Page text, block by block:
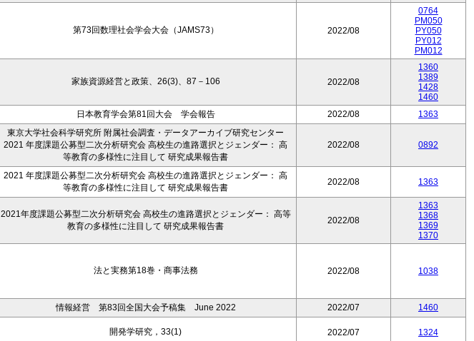
第73回数理社会学会大会（JAMS73） 2022/08
0764
PM050
PY050
PY012
PM012
家族資源経営と政策、26(3)、87－106 2022/08
1360
1389
1428
1460
日本教育学会第81回大会 学会報告 2022/08 1363
東京大学社会科学研究所 附属社会調査・データアーカイブ研究センター
2021 年度課題公募型二次分析研究会 高校生の進路選択とジェンダー： 高
等教育の多様性に注目して 研究成果報告書
2022/08 0892
2021 年度課題公募型二次分析研究会 高校生の進路選択とジェンダー： 高
等教育の多様性に注目して 研究成果報告書
2022/08 1363
2021年度課題公募型二次分析研究会 高校生の進路選択とジェンダー： 高等
教育の多様性に注目して 研究成果報告書
2022/08
1363
1368
1369
1370
法と実務第18巻・商事法務 2022/08 1038
情報経営 第83回全国大会予稿集 June 2022 2022/07 1460
開発学研究，33(1) 2022/07 1324